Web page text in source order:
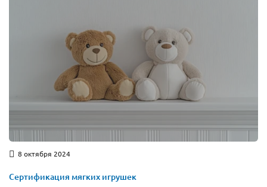
8 октября 2024
Сертификация мягких игрушек